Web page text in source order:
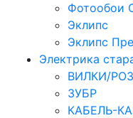
Эклипс
Эклипс
Электрика
ВИЛКИ/
ЗУБР
КАБЕЛЬ-